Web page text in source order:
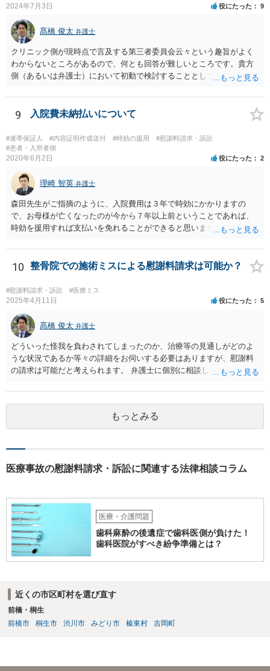
2024年7月3日 役にたった 9
髙橋 俊太 弁護士
クリニック側が現時点で言及する第三者委員会云々という趣旨がよく
わからないところがあるので、何とも回答が難しいところです。貴方
側（あるいは弁護士）において初動で検討することとしては、クリニ
医師意見聴取などが考えられるかと思います。それらを踏まえてクリ
ニック側の過失を肯定できそうであれば、クリニックに対して具体的
9 入院費未納払いについて
#連帯保証人 #内容証明作成送付 #時効の援用
#慰謝料請求・訴訟
#患者・入所者側
2020年6月2日 役にたった 2
理崎 智英 弁護士
森田先生がご指摘のように、入院費用は３年で時効にかかりますの
で、お母様が亡くなったのが今から７年以上前ということであれば、
時効を援用すれば支払いを免れることができると思います。 そのた
容証明郵便を送るようにしてください。
10 整骨院での施術ミスによる慰謝料請求は可能か？
#慰謝料請求・訴訟 #医療ミス
2025年4月11日 役にたった 5
髙橋 俊太 弁護士
どういった怪我を負わされてしまったのか、治療等の見通しがどのよ
うな状況であるか等々の詳細をお伺いする必要はありますが、慰謝料
の請求は可能だと考えられます。 弁護士に個別に相談した方がよいケ
してみるとよいでしょう。
もっとみる
医療事故の慰謝料請求・訴訟に関連する法律相談コラム
医療・介護問題
歯科麻酔の後遺症で歯科医側が負けた！
歯科医院がすべき紛争準備とは？
近くの市区町村を選び直す
前橋・桐生
前橋市
桐生市 渋川市 みどり市 榛東村 吉岡町